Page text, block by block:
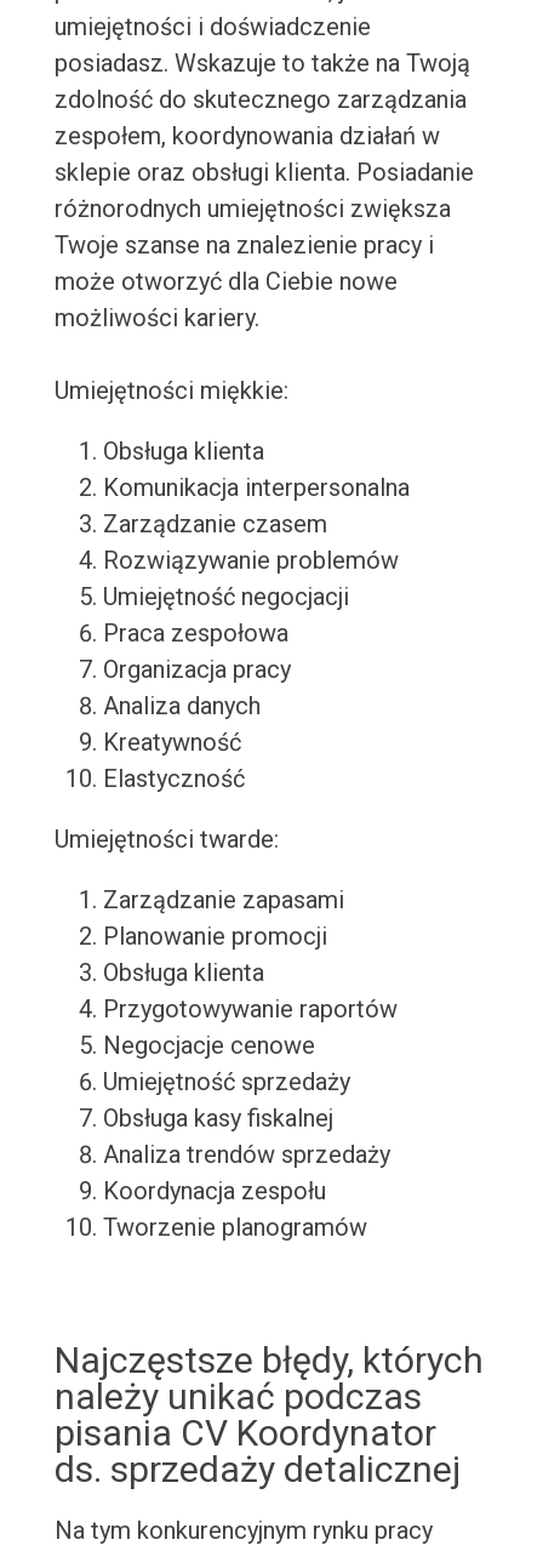
umiejętności i doświadczenie
posiadasz. Wskazuje to także na Twoją
zdolność do skutecznego zarządzania
zespołem, koordynowania działań w
sklepie oraz obsługi klienta. Posiadanie
różnorodnych umiejętności zwiększa
Twoje szanse na znalezienie pracy i
może otworzyć dla Ciebie nowe
możliwości kariery.
Umiejętności miękkie:
Obsługa klienta
Komunikacja interpersonalna
Zarządzanie czasem
Rozwiązywanie problemów
Umiejętność negocjacji
Praca zespołowa
Organizacja pracy
Analiza danych
Kreatywność
Elastyczność
Umiejętności twarde:
Zarządzanie zapasami
Planowanie promocji
Obsługa klienta
Przygotowywanie raportów
Negocjacje cenowe
Umiejętność sprzedaży
Obsługa kasy fiskalnej
Analiza trendów sprzedaży
Koordynacja zespołu
Tworzenie planogramów
Najczęstsze błędy, których
należy unikać podczas
pisania CV Koordynator
ds. sprzedaży detalicznej
Na tym konkurencyjnym rynku pracy